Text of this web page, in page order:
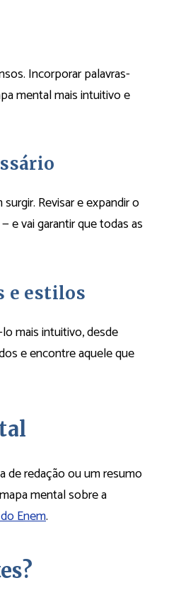
Incorporar palavras-
mental mais intuitivo e
Revisar e expandir o
e vai garantir que todas as
e estilos
mais intuitivo, desde
e encontre aquele que
de redação ou um resumo
mental sobre a
Enem.